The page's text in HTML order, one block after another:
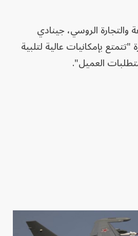
والتجارة الروسي، جينادي
"تتمتع بإمكانيات عالية لتلبية
العميل".